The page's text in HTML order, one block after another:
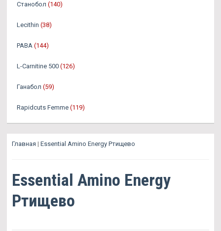
Станобол (140)
Lecithin (38)
PABA (144)
L-Carnitine 500 (126)
Ганабол (59)
Rapidcuts Femme (119)
Главная | Essential Amino Energy Ртищево
Essential Amino Energy
Ртищево